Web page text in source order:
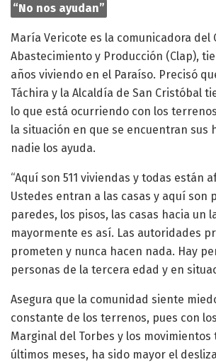
“No nos ayudan”
María Vericote es la comunicadora del
Abastecimiento y Producción (Clap),
años viviendo en el Paraíso. Precisó
Táchira y la Alcaldía de San Cristóbal
lo que está ocurriendo con los
la situación en que se encuentran sus
nadie los ayuda.
“Aquí son 511 viviendas y todas están
Ustedes entran a las casas y aquí son
paredes, los pisos, las casas hacia un
mayormente es así. Las autoridades
prometen y nunca hacen nada. Hay
personas de la tercera edad y en
Asegura que la comunidad siente
constante de los terrenos, pues con
Marginal del Torbes y los movimientos
últimos meses, ha sido mayor el